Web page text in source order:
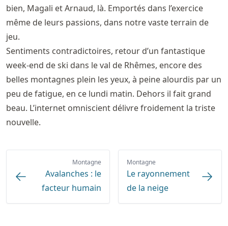
bien, Magali et Arnaud, là. Emportés dans l’exercice
même de leurs passions, dans notre vaste terrain de
jeu.
Sentiments contradictoires, retour d’un fantastique
week-end de ski dans le val de Rhêmes, encore des
belles montagnes plein les yeux, à peine alourdis par un
peu de fatigue, en ce lundi matin. Dehors il fait grand
beau. L’internet omniscient délivre froidement la triste
nouvelle.
Montagne
Avalanches : le
facteur humain
Montagne
Le rayonnement
de la neige